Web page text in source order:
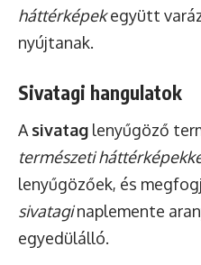
háttérképekegyütt
nyújtanak.
Sivatagi hangulatok
A sivatag lenyűgöző
természeti
lenyűgözőek, és
sivataginaplemente
egyedülálló.